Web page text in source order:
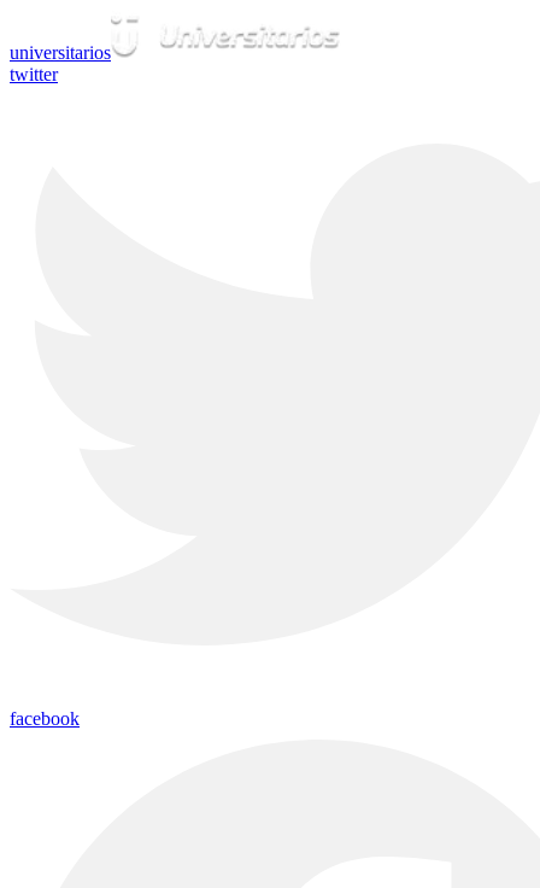
universitarios
twitter
facebook